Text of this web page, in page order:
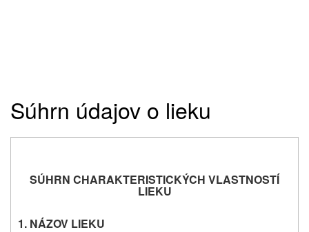
Súhrn údajov o lieku
SÚHRN CHARAKTERISTICKÝCH VLASTNOSTÍ
LIEKU
1. NÁZOV LIEKU